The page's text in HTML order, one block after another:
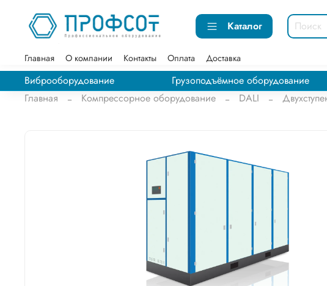
Каталог
Главная О компании Контакты Оплата Доставка
Виброоборудование Грузоподъёмное оборудование
Главная
Компрессорное оборудование DALI